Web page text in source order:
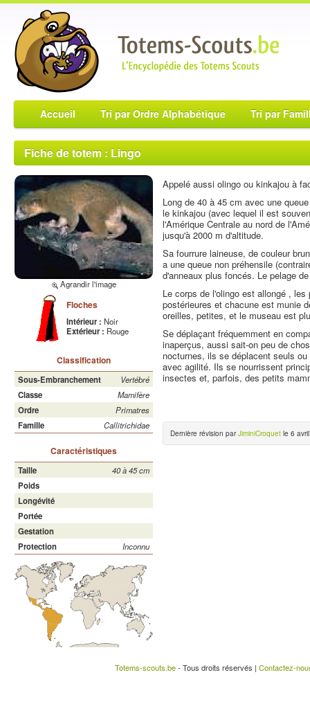
Accueil Tri par Ordre Alphabétique Tri par
Fiche de totem : Lingo
Agrandir l'image
Floches
Intérieur : Noir
Extérieur : Rouge
Classification
Sous-Embranchement
Vertébré
Classe
Mamifère
Ordre
Primatres
Famille
Callitrichidae
Caractéristiques
Taille
40 à 45 cm
Poids
Longévité
Portée
Gestation
Protection
Inconnu
Appelé aussi olingo ou kinkajou à
Long de 40 à 45 cm avec une
le kinkajou (avec lequel il est
l'Amérique Centrale au nord de
jusqu'à 2000 m d'altitude.
Sa fourrure laineuse, de couleur
a une queue non préhensile
d'anneaux plus foncés. Le pelage
Le corps de l'olingo est allongé ,
postérieures et chacune est munie
oreilles, petites, et le museau est
Se déplaçant fréquemment en
inaperçus, aussi sait-on peu de
nocturnes, ils se déplacent seuls
avec agilité. Ils se nourrissent
insectes et, parfois, des petits
Dernière révision parJiminiCroquet le 6
Totems-scouts.be- Tous droits réservés | Contactez-